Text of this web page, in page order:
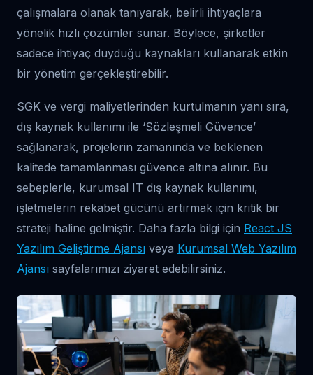
çalışmalara olanak tanıyarak, belirli ihtiyaçlara
yönelik hızlı çözümler sunar. Böylece, şirketler
sadece ihtiyaç duyduğu kaynakları kullanarak etkin
bir yönetim gerçekleştirebilir.
SGK ve vergi maliyetlerinden kurtulmanın yanı sıra,
dış kaynak kullanımı ile ‘Sözleşmeli Güvence’
sağlanarak, projelerin zamanında ve beklenen
kalitede tamamlanması güvence altına alınır. Bu
sebeplerle, kurumsal IT dış kaynak kullanımı,
işletmelerin rekabet gücünü artırmak için kritik bir
strateji haline gelmiştir. Daha fazla bilgi için React JS
Yazılım Geliştirme Ajansı veya Kurumsal Web Yazılım
Ajansı sayfalarımızı ziyaret edebilirsiniz.